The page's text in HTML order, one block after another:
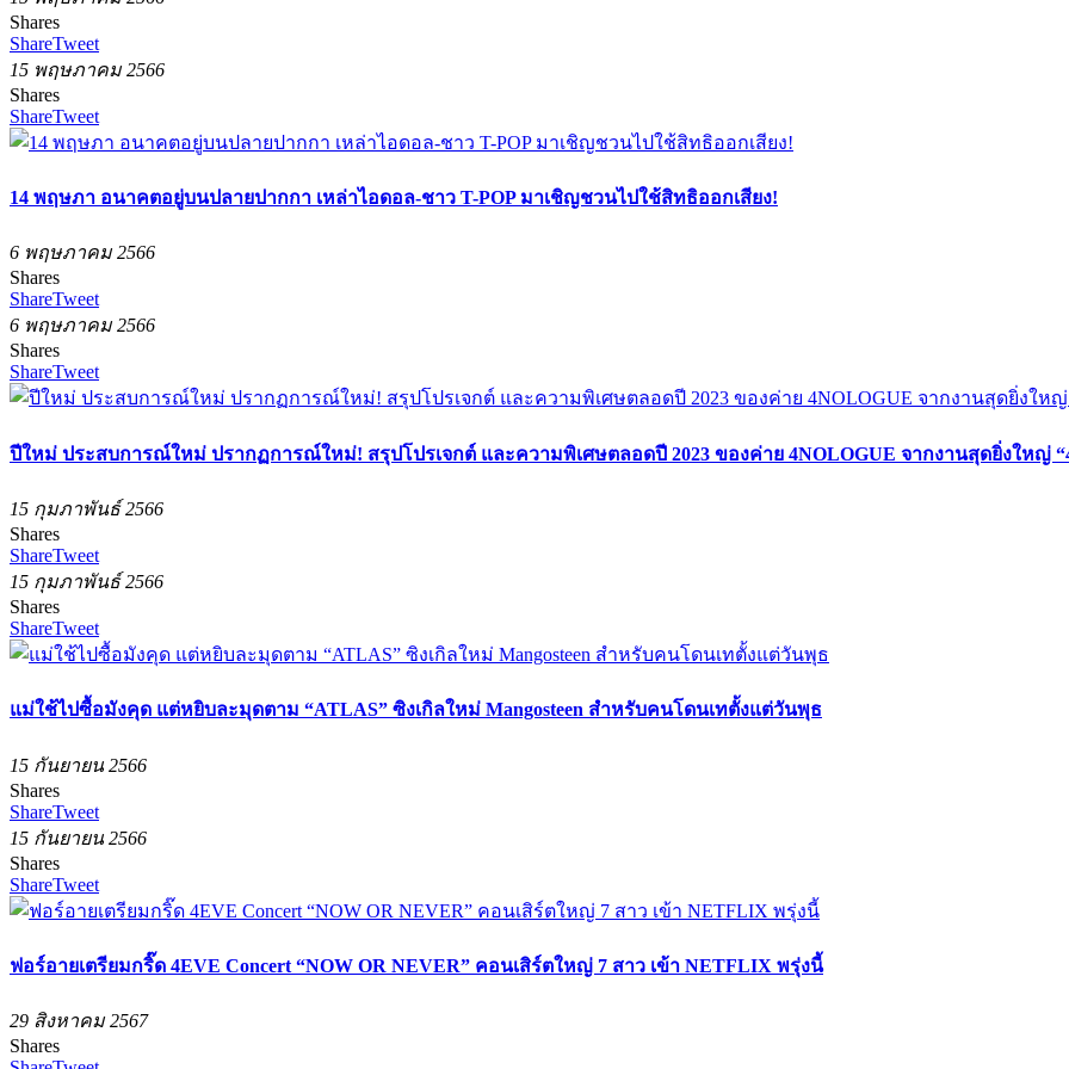
Shares
ShareTweet
15 พฤษภาคม 2566
Shares
ShareTweet
14 พฤษภา อนาคตอยู่บนปลายปากกา เหล่าไอดอล-ชาว T-POP มาเชิญชวนไปใช้สิทธิออกเสียง!
6 พฤษภาคม 2566
Shares
ShareTweet
6 พฤษภาคม 2566
Shares
ShareTweet
ปีใหม่ ประสบการณ์ใหม่ ปรากฏการณ์ใหม่! สรุปโปรเจกต์ และความพิเศษตลอดปี 2023 ของค่าย 4NOLOGUE จากงานสุดยิ่งใหญ่
15 กุมภาพันธ์ 2566
Shares
ShareTweet
15 กุมภาพันธ์ 2566
Shares
ShareTweet
แม่ใช้ไปซื้อมังคุด แต่หยิบละมุดตาม “ATLAS” ซิงเกิลใหม่ Mangosteen สำหรับคนโดนเทตั้งแต่วันพุธ
15 กันยายน 2566
Shares
ShareTweet
15 กันยายน 2566
Shares
ShareTweet
ฟอร์อายเตรียมกริ๊ด 4EVE Concert “NOW OR NEVER” คอนเสิร์ตใหญ่ 7 สาว เข้า NETFLIX พรุ่งนี้
29 สิงหาคม 2567
Shares